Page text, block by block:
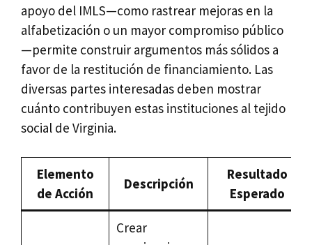
apoyo del IMLS—como rastrear mejoras en la
alfabetización o un mayor compromiso público
—permite construir argumentos más sólidos a
favor de la restitución de financiamiento. Las
diversas partes interesadas deben mostrar
cuánto contribuyen estas instituciones al tejido
social de Virginia.
Elemento
de Acción
Descripción
Resultado
Esperado
Crear